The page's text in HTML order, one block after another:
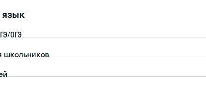
язык
ОГЭ
школьников